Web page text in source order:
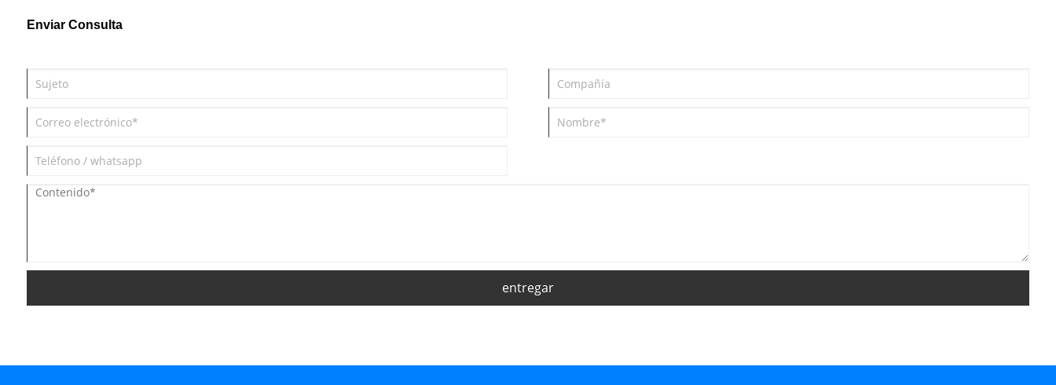
Enviar Consulta
entregar